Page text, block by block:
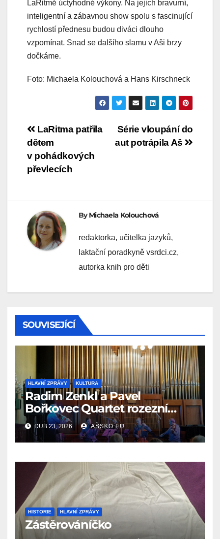
LaRitmě úctyhodné výkony. Na jejich bravurní,
inteligentní a zábavnou show spolu s fascinující
rychlostí přednesu budou diváci dlouho
vzpomínat. Snad se dalšího slamu v Aši brzy
dočkáme.
Foto: Michaela Kolouchová a Hans Kirschneck
Navigace
pro
příspěvek
Série vloupání do
aut potrápila Aš
LaRitma patřila
dětem
v pohádkových
převlecích
ByMichaela Kolouchová
redaktorka, učitelka jazyků,
laktační poradkyně vsrdci.cz,
autorka knih pro děti
SOUVISEJÍCÍ
HLAVNÍ ZPRÁVY KULTURA
Radim Zenkl a Pavel
Bořkovec Quartet rozezní
Ašské jaro netradičním
spojením žánrů
DUB 23, 2026 AŠSKO.EU
HISTORIE HLAVNÍ ZPRÁVY
Zástěrováníčko